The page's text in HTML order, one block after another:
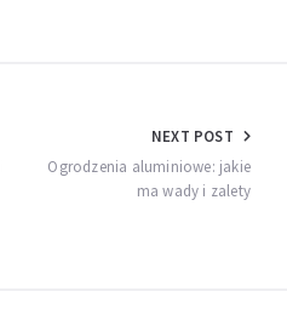
NEXT POST
Ogrodzenia aluminiowe: jakie
ma wady i zalety